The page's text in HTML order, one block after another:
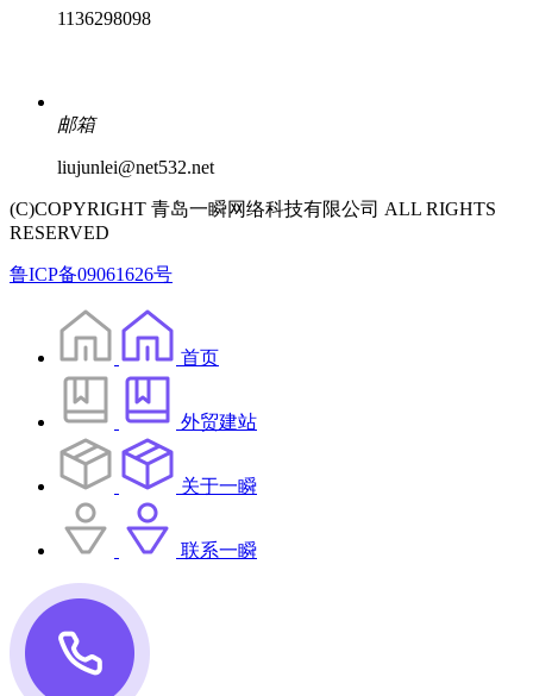
1136298098
邮箱
liujunlei@net532.net
(C)COPYRIGHT 青岛一瞬网络科技有限公司 ALL RIGHTS
RESERVED
鲁ICP备09061626号
首页
外贸建站
关于一瞬
联系一瞬